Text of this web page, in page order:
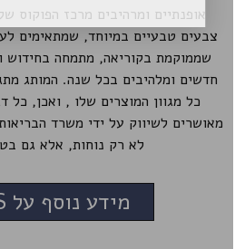
צבעים טבעיים במיוחד, שמתאימים
שממוקמת בקוריאה, מתמחה בחידוש
חדשים ומלהיבים בכל שנה. המותג
מאושרים לשיווק על ידי משרד
לא רק נוחות, אלא גם
מידע נוסף על LUMOS